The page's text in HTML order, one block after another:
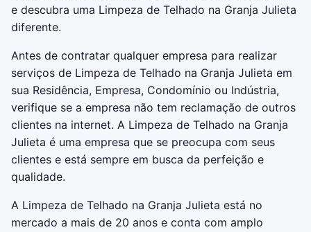
e descubra uma Limpeza de Telhado na Granja Julieta
diferente.
Antes de contratar qualquer empresa para realizar
serviços de Limpeza de Telhado na Granja Julieta em
sua Residência, Empresa, Condomínio ou Indústria,
verifique se a empresa não tem reclamação de outros
clientes na internet. A Limpeza de Telhado na Granja
Julieta é uma empresa que se preocupa com seus
clientes e está sempre em busca da perfeição e
qualidade.
A Limpeza de Telhado na Granja Julieta está no
mercado a mais de 20 anos e conta com amplo